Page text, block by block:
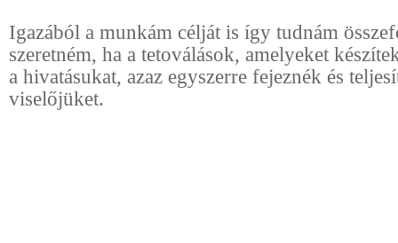
Igazából a munkám célját is így tudnám
szeretném, ha a tetoválások, amelyeket
a hivatásukat, azaz egyszerre fejeznék és
viselőjüket.